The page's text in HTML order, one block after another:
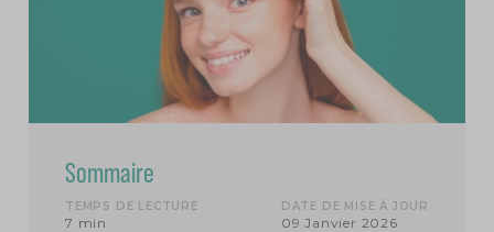
Sommaire
TEMPS DE LECTURE
7 min
DATE DE MISE À JOUR
09 Janvier 2026